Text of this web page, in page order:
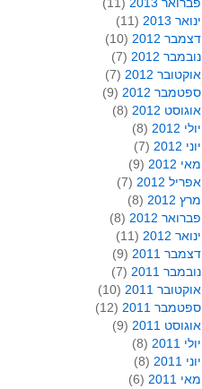
ינואר 2013
(11)
דצמבר 2012
(10)
נובמבר 2012
(7)
אוקטובר 2012
(7)
ספטמבר 2012
(9)
אוגוסט 2012
(8)
יולי 2012
(8)
יוני 2012
(7)
מאי 2012
(9)
אפריל 2012
(7)
מרץ 2012
(8)
פברואר 2012
(8)
ינואר 2012
(11)
דצמבר 2011
(9)
נובמבר 2011
(7)
אוקטובר 2011
(10)
ספטמבר 2011
(12)
אוגוסט 2011
(9)
יולי 2011
(8)
יוני 2011
(8)
מאי 2011
(6)